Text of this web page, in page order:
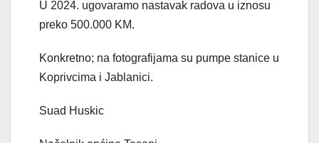
U 2024. ugovaramo nastavak radova u iznosu
preko 500.000 KM.
Konkretno; na fotografijama su pumpe stanice u
Koprivcima i Jablanici.
Suad Huskic